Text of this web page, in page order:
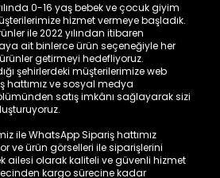
0-16 yaş bebek ve çocuk giyim
hizmet vermeye başladık.
ile 2022 yılından itibaren
ait binlerce ürün seçeneğiyle her
getirmeyi hedefliyoruz.
şehirlerdeki müşterilerimize web
hattımız ve sosyal medya
satış imkânı sağlayarak sizi
ile WhatsApp Sipariş hattımız
ve ürün görselleri ile siparişlerini
ailesi olarak kaliteli ve güvenli hizmet
kargo sürecine kadar